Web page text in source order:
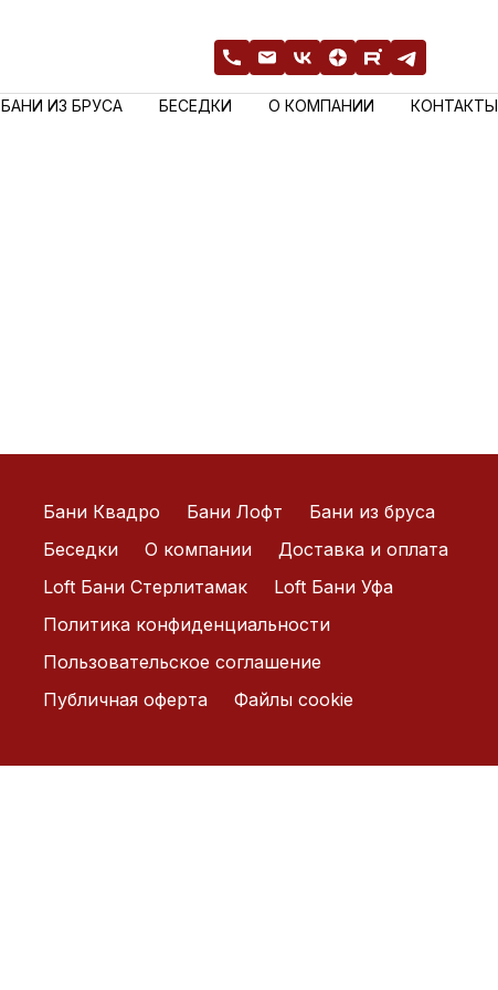
БАНИ ИЗ БРУСА БЕСЕДКИ О КОМПАНИИ КОНТАКТЫ
Бани Квадро Бани Лофт
Бани из бруса
Беседки
О компании
Доставка и оплата
Loft Бани Стерлитамак
Loft Бани Уфа
Политика конфиденциальности
Пользовательское соглашение
Публичная оферта
Файлы cookie